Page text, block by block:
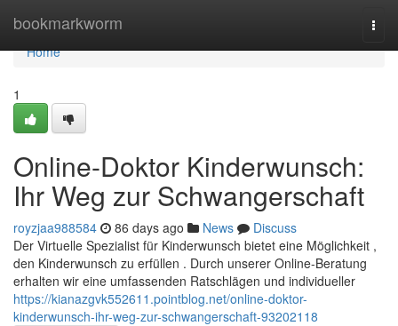
bookmarkworm
Home
Home
1
Online-Doktor Kinderwunsch:
Ihr Weg zur Schwangerschaft
royzjaa988584 86 days ago News
Discuss
Der Virtuelle Spezialist für Kinderwunsch bietet eine Möglichkeit ,
den Kinderwunsch zu erfüllen . Durch unserer Online-Beratung
erhalten wir eine umfassenden Ratschlägen und individueller
https://kianazgvk552611.pointblog.net/online-doktor-
kinderwunsch-ihr-weg-zur-schwangerschaft-93202118